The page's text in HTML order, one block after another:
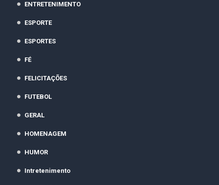
ENTRETENIMENTO
ESPORTE
ESPORTES
FÉ
FELICITAÇÕES
FUTEBOL
GERAL
HOMENAGEM
HUMOR
Intretenimento